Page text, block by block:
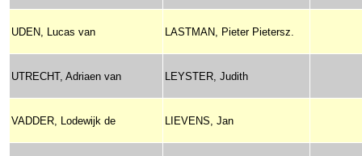
UDEN, Lucas van LASTMAN, Pieter Pietersz.
UTRECHT, Adriaen van LEYSTER, Judith
VADDER, Lodewijk de LIEVENS, Jan